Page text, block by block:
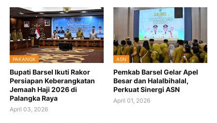
PAKANGK
Bupati Barsel Ikuti Rakor
Persiapan Keberangkatan
Jemaah Haji 2026 di
Palangka Raya
April 03, 2026
ASN
Pemkab Barsel Gelar Apel
Besar dan Halalbihalal,
Perkuat Sinergi ASN
April 01, 2026